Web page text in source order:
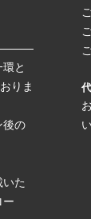
と
りま
後の
た
ー